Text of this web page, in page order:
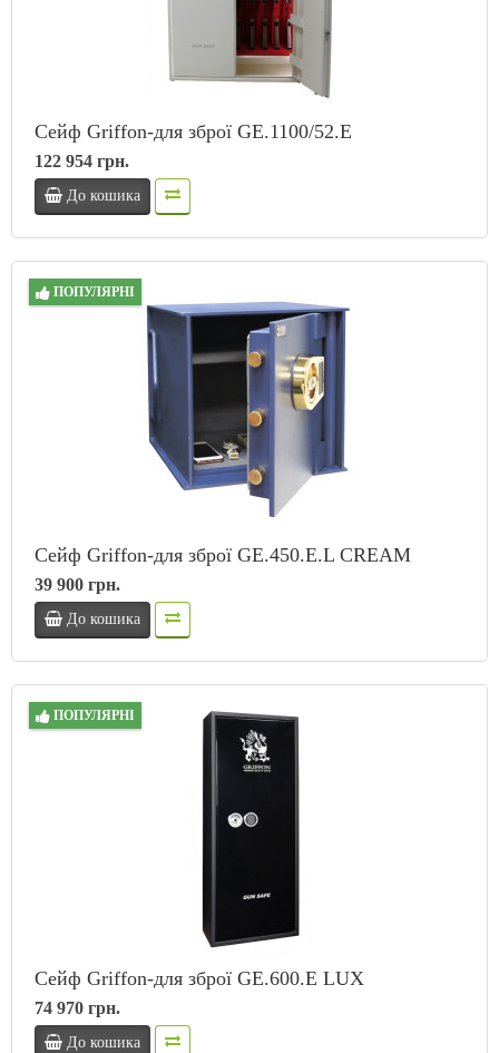
Сейф Griffon-для зброї GE.1100/52.E
122 954 грн.
До кошика
ПОПУЛЯРНІ
Сейф Griffon-для зброї GE.450.E.L CREAM
39 900 грн.
До кошика
ПОПУЛЯРНІ
Сейф Griffon-для зброї GE.600.Е LUX
74 970 грн.
До кошика